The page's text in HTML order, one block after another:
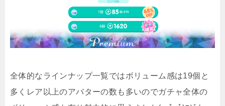
全体的なラインナップ一覧ではボリューム感は19個と
多くレア以上のアバターの数も多いのでガチャ全体の